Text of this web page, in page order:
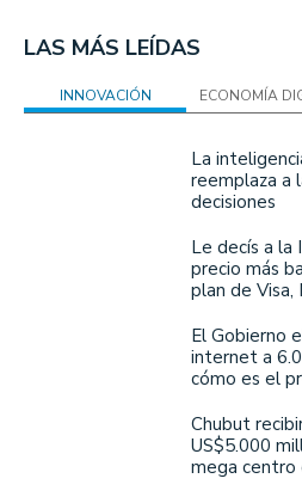
LAS MÁS LEÍDAS
INNOVACIÓN ECONOMÍA
La
reemplaza a
decisiones
Le decís a la
precio más
plan de Visa,
El Gobierno
internet a
cómo es el
Chubut
US$5.000
mega